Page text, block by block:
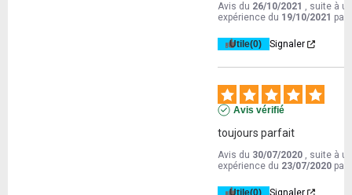
Avis du 26/10/2021 , suite à
expérience du 19/10/2021 par
Utile(0) Signaler
Avis vérifié
toujours parfait
Avis du 30/07/2020 , suite à
expérience du 23/07/2020 par
Utile(0) Signaler